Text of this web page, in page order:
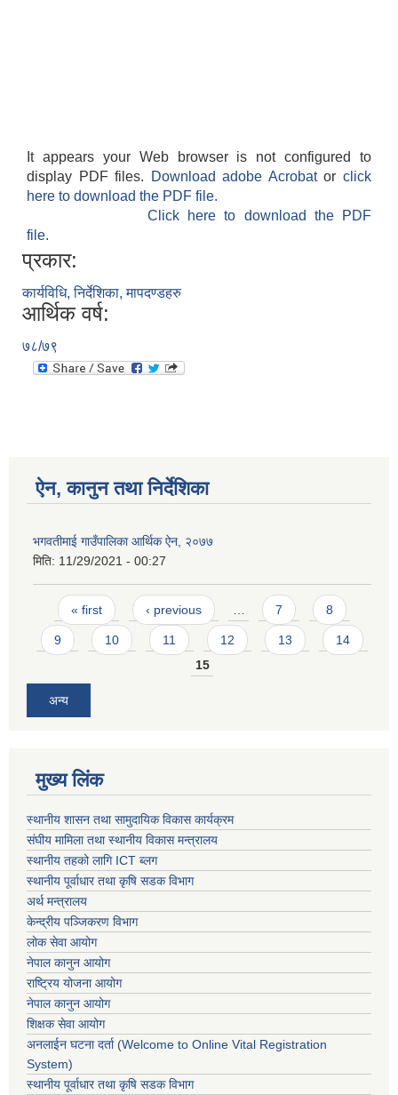
It appears your Web browser is not configured to
display PDF files.
Download adobe Acrobatorclick
here to download the PDF file.
Click here to download the PDF
file.
प्रकार:
कार्यविधि, निर्देशिका, मापदण्डहरु
आर्थिक वर्ष:
७८/७९
ऐन, कानुन तथा निर्देशिका
भगवतीमाई गाउँपालिका आर्थिक ऐन, २०७७
मिति: 11/29/2021 - 00:27
Pages
« first ‹ previous 7 8
9 10 11 12 13
14
15
अन्य
मुख्य लिंक
स्थानीय शासन तथा सामुदायिक विकास कार्यक्रम
संघीय मामिला तथा स्थानीय विकास मन्त्रालय
स्थानीय तहको लागि ICT ब्लग
स्थानीय पूर्वाधार तथा कृषि सडक विभाग
अर्थ मन्त्रालय
केन्द्रीय पञ्जिकरण विभाग
लोक सेवा आयोग
नेपाल कानुन आयोग
राष्ट्रिय योजना आयोग
नेपाल कानुन आयोग
शिक्षक सेवा आयोग
अनलाईन घटना दर्ता (Welcome to Online Vital Registration
System)
स्थानीय पूर्वाधार तथा कृषि सडक विभाग